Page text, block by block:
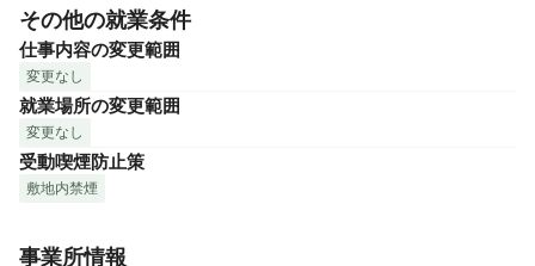
その他の就業条件
仕事内容の変更範囲
変更なし
就業場所の変更範囲
変更なし
受動喫煙防止策
敷地内禁煙
事業所情報